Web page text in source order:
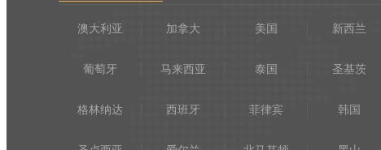
澳大利亚 加拿大 美国 新西兰
葡萄牙 马来西亚 泰国 圣基茨
格林纳达 西班牙 菲律宾 韩国